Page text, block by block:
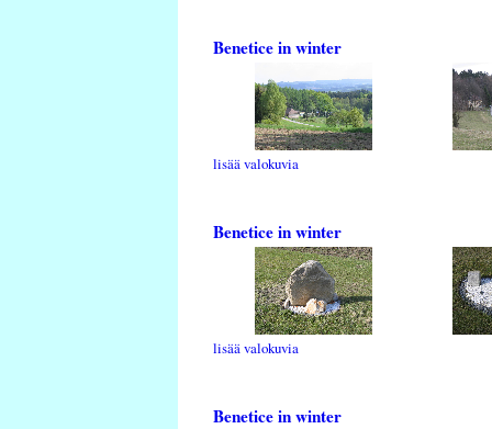
Benetice in winter
lisää valokuvia
Benetice in winter
lisää valokuvia
Benetice in winter